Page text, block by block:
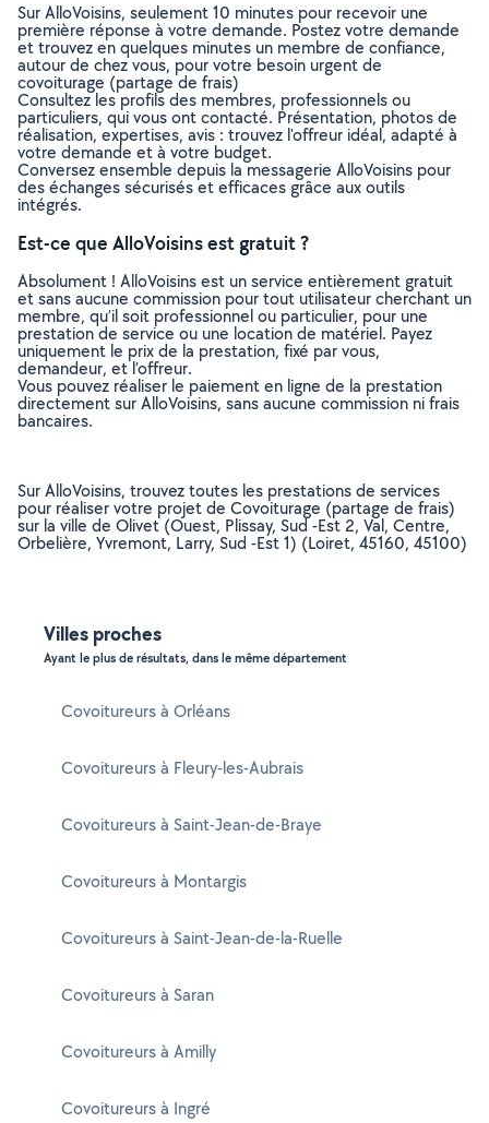
Sur AlloVoisins, seulement 10 minutes pour recevoir une
première réponse à votre demande. Postez votre demande
et trouvez en quelques minutes un membre de confiance,
autour de chez vous, pour votre besoin urgent de
covoiturage (partage de frais)
Consultez les profils des membres, professionnels ou
particuliers, qui vous ont contacté. Présentation, photos de
réalisation, expertises, avis : trouvez l'offreur idéal, adapté à
votre demande et à votre budget.
Conversez ensemble depuis la messagerie AlloVoisins pour
des échanges sécurisés et efficaces grâce aux outils
intégrés.
Est-ce que AlloVoisins est gratuit ?
Absolument ! AlloVoisins est un service entièrement gratuit
et sans aucune commission pour tout utilisateur cherchant un
membre, qu’il soit professionnel ou particulier, pour une
prestation de service ou une location de matériel. Payez
uniquement le prix de la prestation, fixé par vous,
demandeur, et l’offreur.
Vous pouvez réaliser le paiement en ligne de la prestation
directement sur AlloVoisins, sans aucune commission ni frais
bancaires.
Sur AlloVoisins, trouvez toutes les prestations de services
pour réaliser votre projet de Covoiturage (partage de frais)
sur la ville de Olivet (Ouest, Plissay, Sud -Est 2, Val, Centre,
Orbelière, Yvremont, Larry, Sud -Est 1) (Loiret, 45160, 45100)
Villes proches
Ayant le plus de résultats, dans le même département
Covoitureurs à Orléans
Covoitureurs à Fleury-les-Aubrais
Covoitureurs à Saint-Jean-de-Braye
Covoitureurs à Montargis
Covoitureurs à Saint-Jean-de-la-Ruelle
Covoitureurs à Saran
Covoitureurs à Amilly
Covoitureurs à Ingré